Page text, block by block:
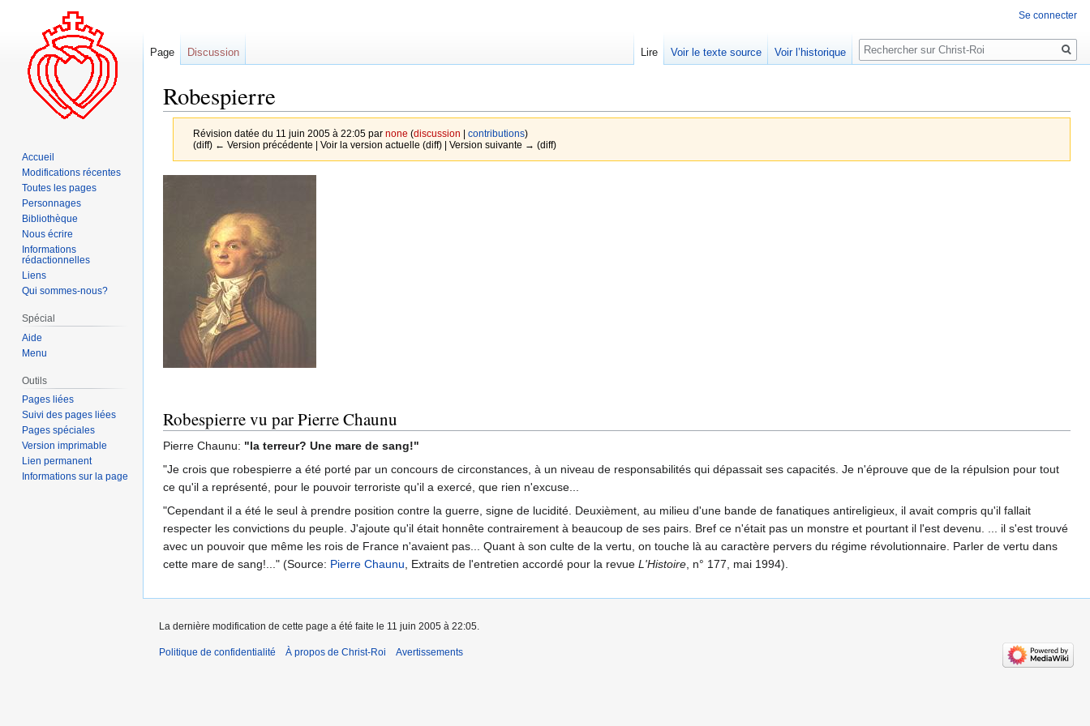
Robespierre
Révision datée du 11 juin 2005 à 22:05 par none (discussion contributions)
(diff) ← Version précédente | Voir la version actuelle (diff) | Version suivante → (diff)
navigation
recherche
Robespierre vu par Pierre Chaunu
Pierre Chaunu: "la terreur? Une mare de sang!"
"Je crois que robespierre a été porté par un concours de circonstances, à un niveau de responsabilités qui dépassait ses capacités. Je n'éprouve que de la répulsion pour tout
ce qu'il a représenté, pour le pouvoir terroriste qu'il a exercé, que rien n'excuse...
"Cependant il a été le seul à prendre position contre la guerre, signe de lucidité. Deuxièment, au milieu d'une bande de fanatiques antireligieux, il avait compris qu'il fallait
respecter les convictions du peuple. J'ajoute qu'il était honnête contrairement à beaucoup de ses pairs. Bref ce n'était pas un monstre et pourtant il l'est devenu. ... il s'est trouvé
avec un pouvoir que même les rois de France n'avaient pas... Quant à son culte de la vertu, on touche là au caractère pervers du régime révolutionnaire. Parler de vertu dans
cette mare de sang!..." (Source: Pierre Chaunu , Extraits de l'entretien accordé pour la revue L'Histoire , n° 177, mai 1994).
Se connecter
Page Discussion Lire Voir le texte source Voir l’historique
Rechercher
Accueil
Modifications récentes
Toutes les pages
Personnages
Bibliothèque
Nous écrire
Informations
rédactionnelles
Liens
Qui sommes-nous?
Spécial
Aide
Menu
Outils
Pages liées
Suivi des pages liées
Pages spéciales
Version imprimable
Lien permanent
Informations sur la page
La dernière modification de cette page a été faite le 11 juin 2005 à 22:05.
Politique de confidentialité À propos de Christ-Roi Avertissements